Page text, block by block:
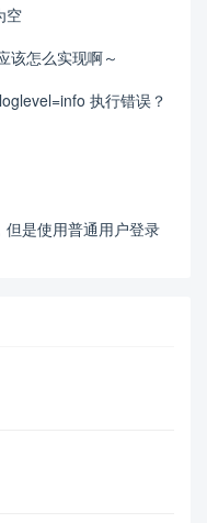
空
该怎么实现啊～
执行错误？
是使用普通用户登录